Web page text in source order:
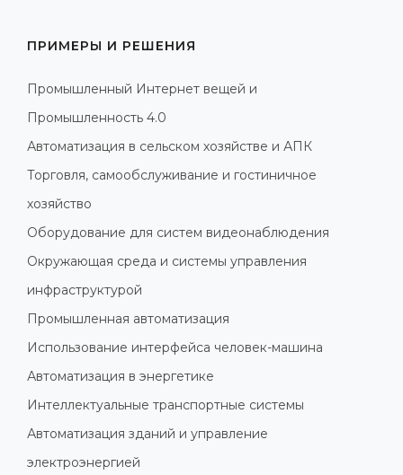
ПРИМЕРЫ И РЕШЕНИЯ
Промышленный Интернет вещей и
Промышленность 4.0
Автоматизация в сельском хозяйстве и АПК
Торговля, самообслуживание и гостиничное
хозяйство
Оборудование для систем видеонаблюдения
Окружающая среда и системы управления
инфраструктурой
Промышленная автоматизация
Использование интерфейса человек-машина
Автоматизация в энергетике
Интеллектуальные транспортные системы
Автоматизация зданий и управление
электроэнергией